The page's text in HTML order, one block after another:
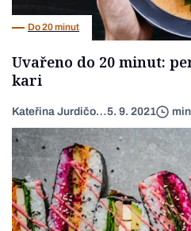
Do 20 minut
Uvařeno do 20 minut:
kari
Kateřina Jurdičová5. 9. 2021 min